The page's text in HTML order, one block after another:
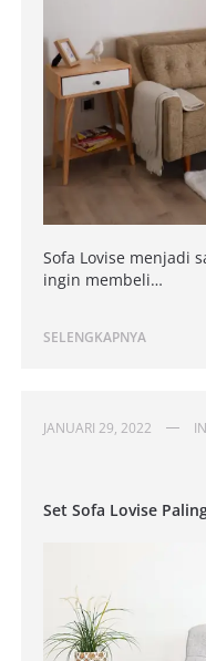
Sofa Lovise menjadi
ingin membeli…
SELENGKAPNYA
JANUARI 29, 2022
Set Sofa Lovise